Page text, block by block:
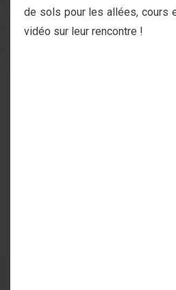
de sols pour les allées, cours
vidéo sur leur rencontre !